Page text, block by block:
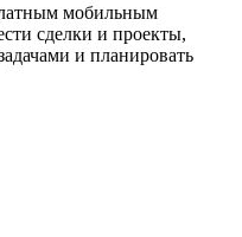
мобильным
сделки и проекты,
и планировать